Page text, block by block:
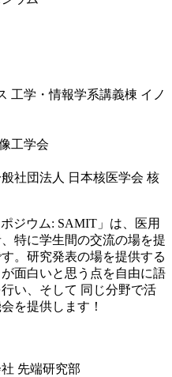
工学・情報学系講義棟 イノ
工学会
社団法人 日本核医学会 核
ジウム: SAMIT」は、医用
特に学生間の交流の場を提
。研究発表の場を提供する
面白いと思う点を自由に語
い、そして 同じ分野で活
を提供します！
先端研究部